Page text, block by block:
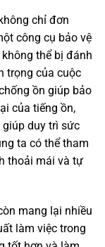
chỉ đơn
công cụ bảo vệ
thể bị đánh
trọng của cuộc
ồn giúp bảo
của tiếng ồn,
duy trì sức
ta có thể tham
thoải mái và tự
mang lại nhiều
làm việc trong